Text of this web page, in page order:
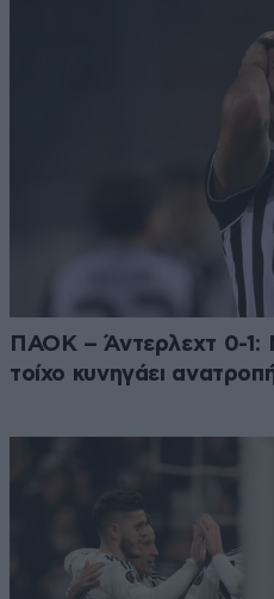
ΠΑΟΚ – Άντερλεχτ 0-1:
τοίχο κυνηγάει